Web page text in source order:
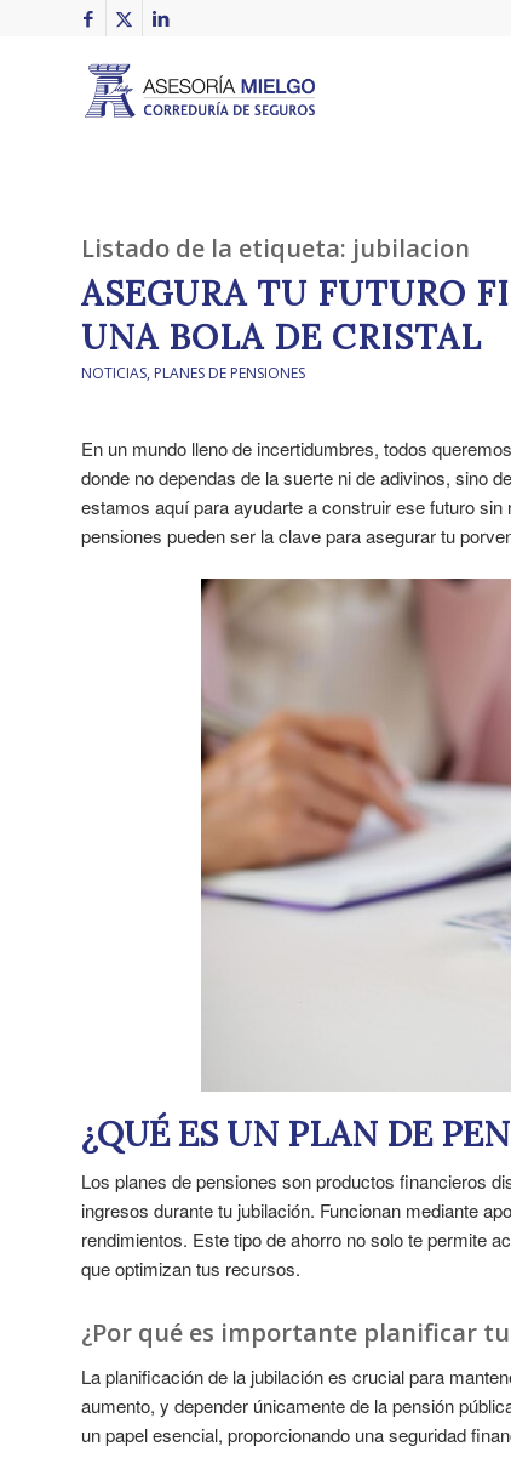
Listado de la etiqueta: jubilacion
ASEGURA TU FUTURO
UNA BOLA DE CRISTAL
NOTICIAS, PLANES DE PENSIONES
En un mundo lleno de incertidumbres, todos
donde no dependas de la suerte ni de adivinos, sino
estamos aquí para ayudarte a construir ese futuro
pensiones pueden ser la clave para asegurar tu
¿QUÉ ES UN PLAN DE
Los planes de pensiones son productos financieros
ingresos durante tu jubilación. Funcionan mediante
rendimientos. Este tipo de ahorro no solo te permite
que optimizan tus recursos.
¿Por qué es importante planificar
La planificación de la jubilación es crucial para
aumento, y depender únicamente de la pensión
un papel esencial, proporcionando una seguridad